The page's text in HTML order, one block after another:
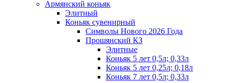
Армянский коньяк
Элитный
Коньяк сувенирный
Символы Нового 2026 Года
Прошянский КЗ
Элитные
Коньяк 5 лет 0,5л; 0,33л
Коньяк 5 лет 0,25л; 0,18л
Коньяк 7 лет 0,5л; 0,33л